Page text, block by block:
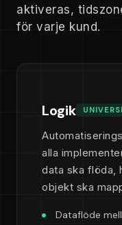
aktiveras,
för varje kund.
Logik
alla
data ska flöda,
objekt ska
Dataflöde